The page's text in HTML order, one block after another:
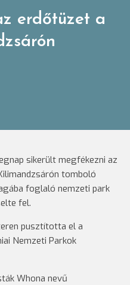
erdőtüzet a
sikerült megfékezni az
tomboló
foglaló nemzeti park
fel.
pusztította el a
Nemzeti Parkok
Whona nevű